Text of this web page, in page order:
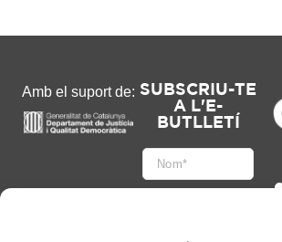
Amb el suport de: SUBSCRIU-TE
A L'E-
BUTLLETÍ